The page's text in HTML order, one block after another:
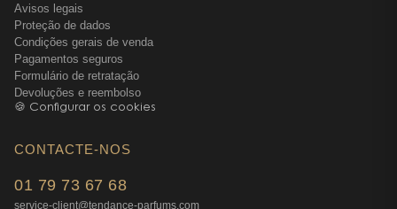
Avisos legais
Proteção de dados
Condições gerais de venda
Pagamentos seguros
Formulário de retratação
Devoluções e reembolso
🍪 Configurar os cookies
CONTACTE-NOS
01 79 73 67 68
service-client@tendance-parfums.com